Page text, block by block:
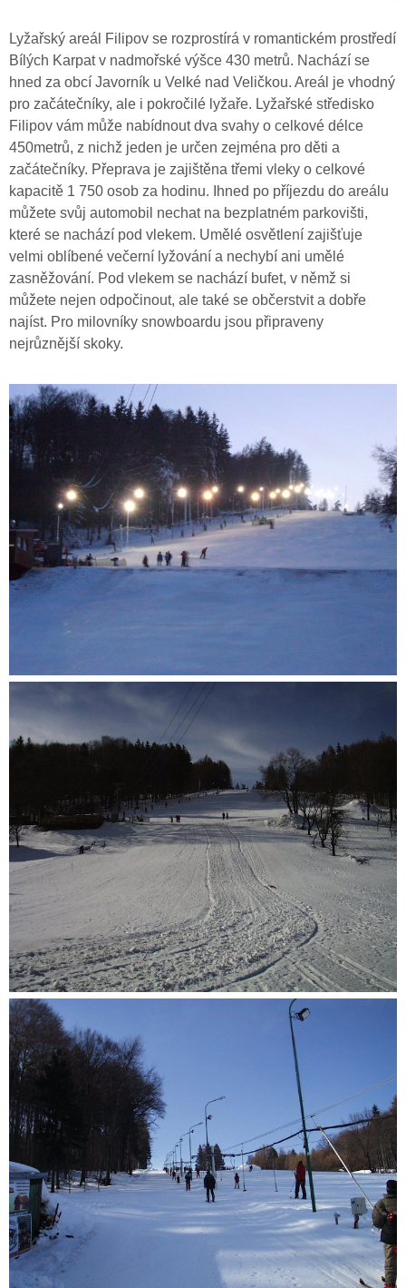
Lyžařský areál Filipov se rozprostírá v romantickém prostředí
Bílých Karpat v nadmořské výšce 430 metrů. Nachází se
hned za obcí Javorník u Velké nad Veličkou. Areál je vhodný
pro začátečníky, ale i pokročilé lyžaře. Lyžařské středisko
Filipov vám může nabídnout dva svahy o celkové délce
450metrů, z nichž jeden je určen zejména pro děti a
začátečníky. Přeprava je zajištěna třemi vleky o celkové
kapacitě 1 750 osob za hodinu. Ihned po příjezdu do areálu
můžete svůj automobil nechat na bezplatném parkovišti,
které se nachází pod vlekem. Umělé osvětlení zajišťuje
velmi oblíbené večerní lyžování a nechybí ani umělé
zasněžování. Pod vlekem se nachází bufet, v němž si
můžete nejen odpočinout, ale také se občerstvit a dobře
najíst. Pro milovníky snowboardu jsou připraveny
nejrůznější skoky.